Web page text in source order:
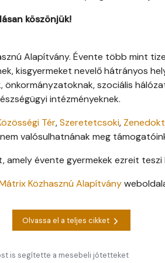
köszönjük!
Alapítvány. Évente több mint
kisgyermeket nevelő hátrányos
szociális
intézményeknek.
Tér,Szeretetcsoki,
valósulhatnának meg
amely évente gyermekek ezreit
Közhasznú Alapítvány
Olvassa el a teljes cikket
is segítette a mesebeli jótetteket